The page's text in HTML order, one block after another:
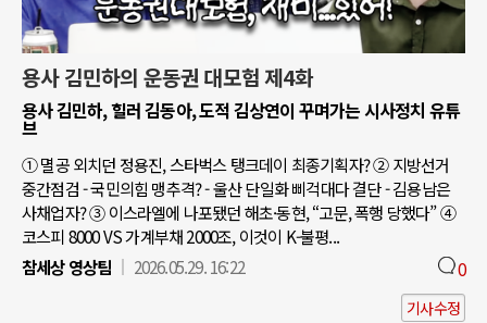
용사 김민하의 운동권 대모험 제4화
용사 김민하, 힐러 김동아, 도적 김상연이 꾸며가는 시사정치 유튜
브
① 멸공 외치던 정용진, 스타벅스 탱크데이 최종기획자? ② 지방선거
중간점검 - 국민의힘 맹추격? - 울산 단일화 삐걱대다 결단 - 김용남은
사채업자? ③ 이스라엘에 나포됐던 해초·동현, “고문, 폭행 당했다” ④
코스피 8000 VS 가계부채 2000조, 이것이 K-불평...
참세상 영상팀
2026.05.29. 16:22 0
기사수정